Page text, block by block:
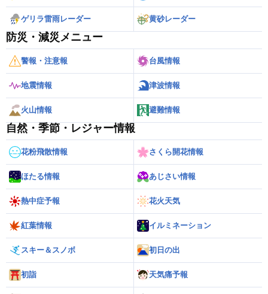
ゲリラ雷雨レーダー 黄砂レーダー
防災・減災メニュー
警報・注意報 台風情報
地震情報 津波情報
火山情報 避難情報
自然・季節・レジャー情報
花粉飛散情報 さくら開花情報
ほたる情報 あじさい情報
熱中症予報 花火天気
紅葉情報 イルミネーション
スキー＆スノボ 初日の出
初詣 天気痛予報